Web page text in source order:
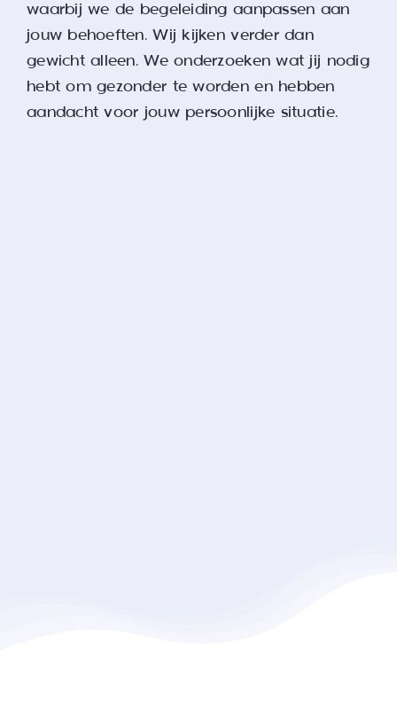
waarbij we de begeleiding aanpassen aan
jouw behoeften. Wij kijken verder dan
gewicht alleen. We onderzoeken wat jij nodig
hebt om gezonder te worden en hebben
aandacht voor jouw persoonlijke situatie.